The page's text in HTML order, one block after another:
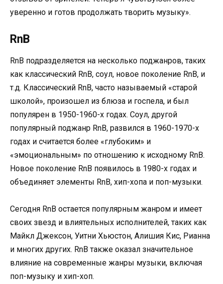
уверенно и готов продолжать творить музыку».
RnB
RnB подразделяется на несколько поджанров, таких
как классический RnB, соул, новое поколение RnB, и
т.д. Классический RnB, часто называемый «старой
школой», произошел из блюза и госпела, и был
популярен в 1950-1960-х годах. Соул, другой
популярный поджанр RnB, развился в 1960-1970-х
годах и считается более «глубоким» и
«эмоциональным» по отношению к исходному RnB.
Новое поколение RnB появилось в 1980-х годах и
объединяет элементы RnB, хип-хопа и поп-музыки.
Сегодня RnB остается популярным жанром и имеет
своих звезд и влиятельных исполнителей, таких как
Майкл Джексон, Уитни Хьюстон, Алишия Кис, Рианна
и многих других. RnB также оказал значительное
влияние на современные жанры музыки, включая
поп-музыку и хип-хоп.